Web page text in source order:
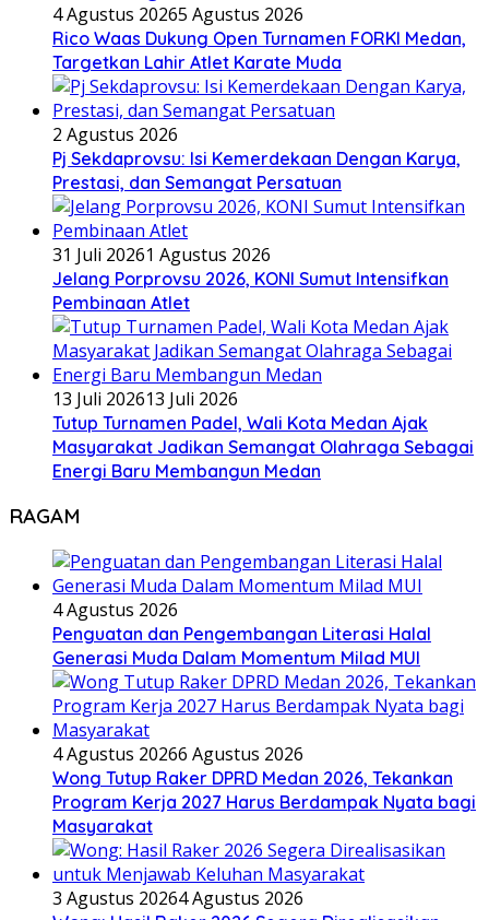
4 Agustus 20265 Agustus 2026
Rico Waas Dukung Open Turnamen FORKI Medan,
Targetkan Lahir Atlet Karate Muda
2 Agustus 2026
Pj Sekdaprovsu: Isi Kemerdekaan Dengan Karya,
Prestasi, dan Semangat Persatuan
31 Juli 20261 Agustus 2026
Jelang Porprovsu 2026, KONI Sumut Intensifkan
Pembinaan Atlet
13 Juli 202613 Juli 2026
Tutup Turnamen Padel, Wali Kota Medan Ajak
Masyarakat Jadikan Semangat Olahraga Sebagai
Energi Baru Membangun Medan
RAGAM
4 Agustus 2026
Penguatan dan Pengembangan Literasi Halal
Generasi Muda Dalam Momentum Milad MUI
4 Agustus 20266 Agustus 2026
Wong Tutup Raker DPRD Medan 2026, Tekankan
Program Kerja 2027 Harus Berdampak Nyata bagi
Masyarakat
3 Agustus 20264 Agustus 2026